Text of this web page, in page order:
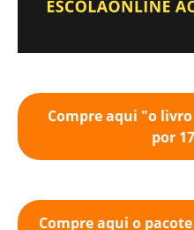
Compre aqui "o
por
Compre aqui o